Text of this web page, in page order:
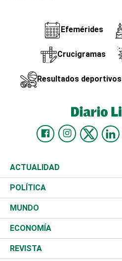
Efemérides
Crucigramas
Resultados deportivos
ACTUALIDAD
Nacional
Ciudad
Educación
Salud
POLÍTICA
Partidos
JCE
TSE
MUNDO
Estados Unidos
América Latina
ECONOMÍA
Finanzas
REVISTA